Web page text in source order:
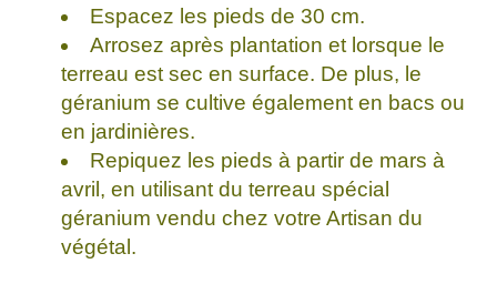
Espacez les pieds de 30 cm.
Arrosez après plantation et lorsque le
terreau est sec en surface. De plus, le
géranium se cultive également en bacs ou
en jardinières.
Repiquez les pieds à partir de mars à
avril, en utilisant du terreau spécial
géranium vendu chez votre Artisan du
végétal.